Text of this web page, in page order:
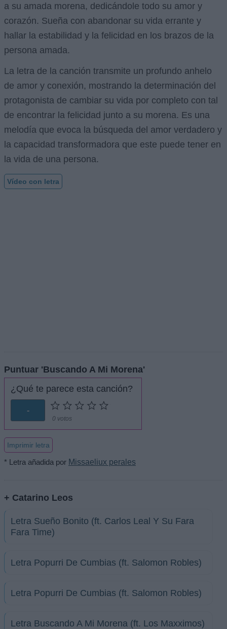
a su amada morena, dedicándole todo su amor y
corazón. Sueña con abandonar su vida errante y
hallar la estabilidad y la felicidad en los brazos de la
persona amada.
La letra de la canción transmite un profundo anhelo
de amor y conexión, mostrando la determinación del
protagonista de cambiar su vida por completo con tal
de encontrar la felicidad junto a su morena. Es una
melodía que evoca la búsqueda del amor verdadero y
la capacidad transformadora que este puede tener en
la vida de una persona.
Vídeo con letra
Puntuar 'Buscando A Mi Morena'
¿Qué te parece esta canción?
-
0 votos
Imprimir letra
* Letra añadida por Missaeliux perales
+ Catarino Leos
Letra Sueño Bonito (ft. Carlos Leal Y Su Fara
Fara Time)
Letra Popurri De Cumbias (ft. Salomon Robles)
Letra Popurri De Cumbias (ft. Salomon Robles)
Letra Buscando A Mi Morena (ft. Los Maxximos)